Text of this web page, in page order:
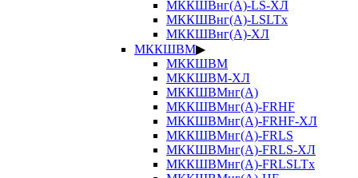
МККШВнг(А)-LS-ХЛ
МККШВнг(А)-LSLTx
МККШВнг(А)-ХЛ
МККШВМ▶
МККШВМ
МККШВМ-ХЛ
МККШВМнг(А)
МККШВМнг(А)-FRHF
МККШВМнг(А)-FRHF-ХЛ
МККШВМнг(А)-FRLS
МККШВМнг(А)-FRLS-ХЛ
МККШВМнг(А)-FRLSLTx